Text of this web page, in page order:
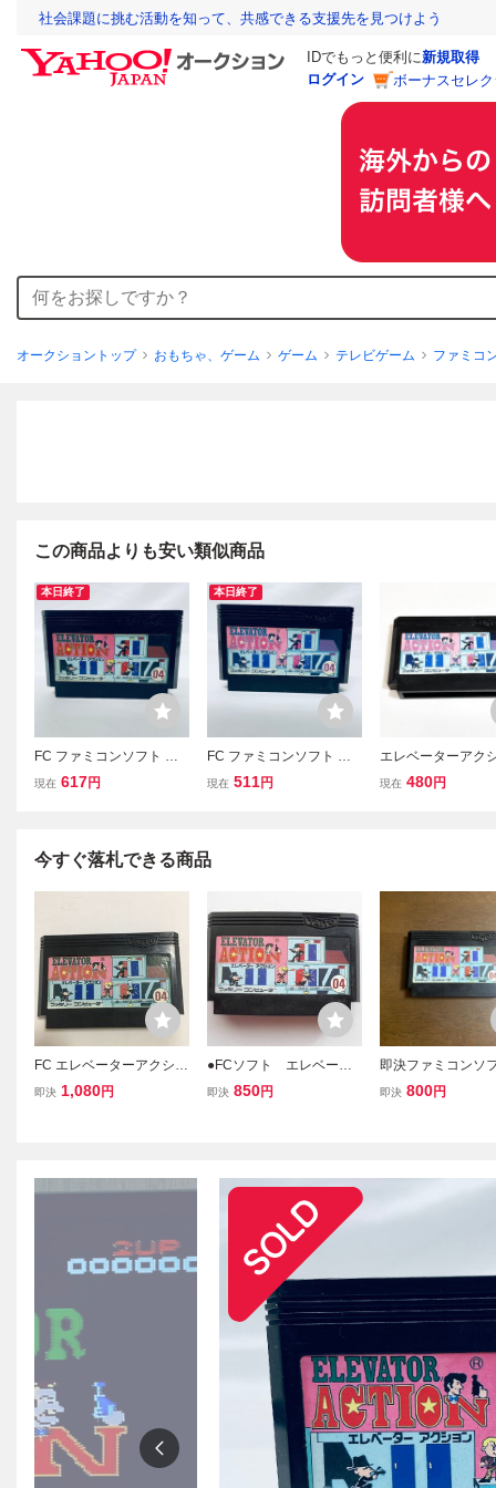
社会課題に挑む活動を知って、共感できる支援先を見つけよう
IDでもっと便利に新規取得
ログイン
ボーナスセレ
オークショントップ おもちゃ、ゲーム ゲーム テレビゲーム ファミコ
この商品よりも安い類似商品
本日終了
FC ファミコンソフト エ
レベーターアクション ソ
現在 617円
本日終了
FC ファミコンソフト エ
レベーターアクション ソ
現在 511円
エレベーターアク
【動作確認済】８
現在 480円
今すぐ落札できる商品
FC エレベーターアクショ
ン ソフトのみ 【動作確認
即決 1,080円
●FCソフト エレベータ
ーアクション 初期起動
即決 850円
即決ファミコンソ
レベーターアクシ
即決 800円